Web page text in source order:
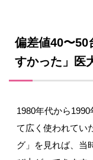
偏差値40〜50
すかった」医
1980年代から1990
て広く使われてい
グ」を見れば、当